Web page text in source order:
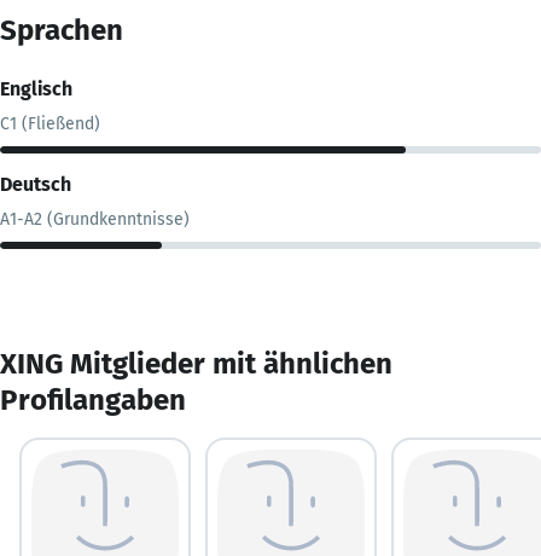
Sprachen
Englisch
C1 (Fließend)
Deutsch
A1-A2 (Grundkenntnisse)
XING Mitglieder mit ähnlichen
Profilangaben